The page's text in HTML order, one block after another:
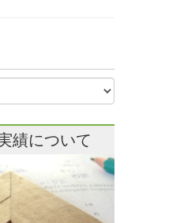
績について